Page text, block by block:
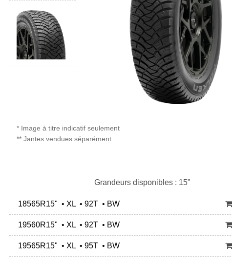
* Image à titre indicatif seulement
** Jantes vendues séparément
Grandeurs disponibles : 15"
18565R15" • XL • 92T • BW
19560R15" • XL • 92T • BW
19565R15" • XL • 95T • BW